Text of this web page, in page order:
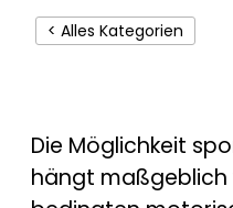
< Alles Kategorien
Die Möglichkeit
hängt maßgeblich